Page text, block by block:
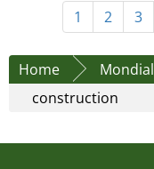
1 2 3
Home Mondial
construction